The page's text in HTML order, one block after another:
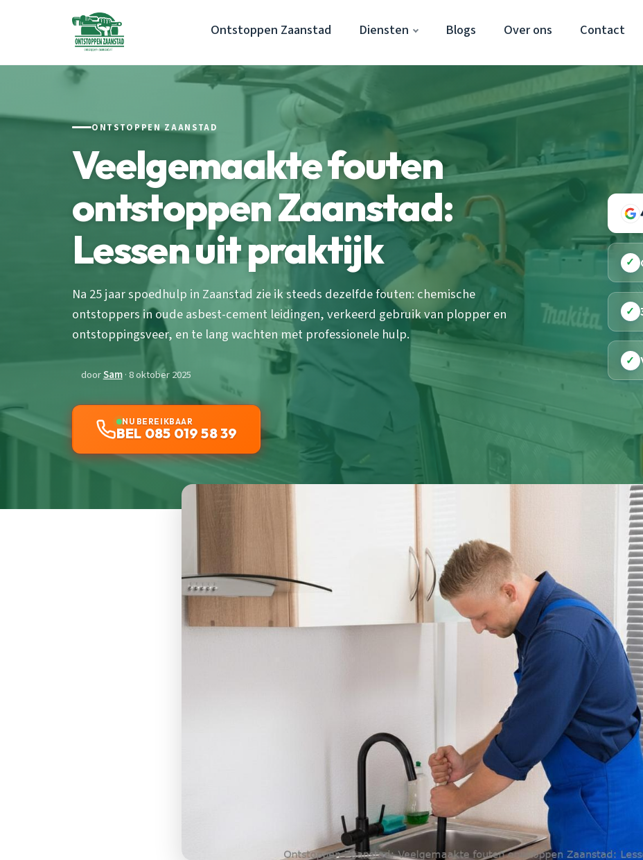
Ontstoppen Zaanstad Diensten Blogs Over ons Contact
ONTSTOPPEN ZAANSTAD
Veelgemaakte fouten
ontstoppen Zaanstad:
Lessen uit praktijk
Na 25 jaar spoedhulp in Zaanstad zie ik steeds dezelfde fouten: chemische
ontstoppers in oude asbest-cement leidingen, verkeerd gebruik van plopper en
ontstoppingsveer, en te lang wachten met professionele hulp.
doorSam· 8 oktober 2025
NU BEREIKBAAR
BEL 085 019 58 39
✓
✓
✓